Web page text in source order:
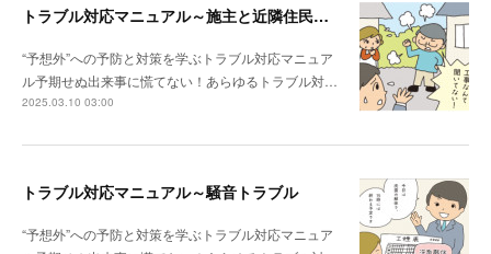
トラブル対応マニュアル～施主と近隣住民との関係性が悪い場合は？
“予想外”への予防と対策を学ぶトラブル対応マニュア
ル予期せぬ出来事に慌てない！あらゆるトラブル対…
2025.03.10 03:00
トラブル対応マニュアル～騒音トラブル
“予想外”への予防と対策を学ぶトラブル対応マニュア